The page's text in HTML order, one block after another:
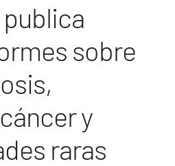
publica
sobre
y
raras